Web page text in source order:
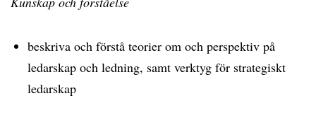
beskriva och förstå teorier om och perspektiv på
ledarskap och ledning, samt verktyg för strategiskt
ledarskap